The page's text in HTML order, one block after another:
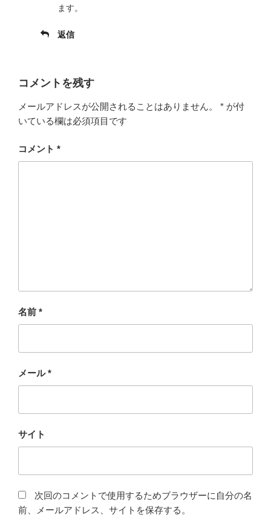
ます。
返信
コメントを残す
メールアドレスが公開されることはありません。 * が付
いている欄は必須項目です
コメント *
名前 *
メール*
サイト
次回のコメントで使用するためブラウザーに自分の名
前、メールアドレス、サイトを保存する。